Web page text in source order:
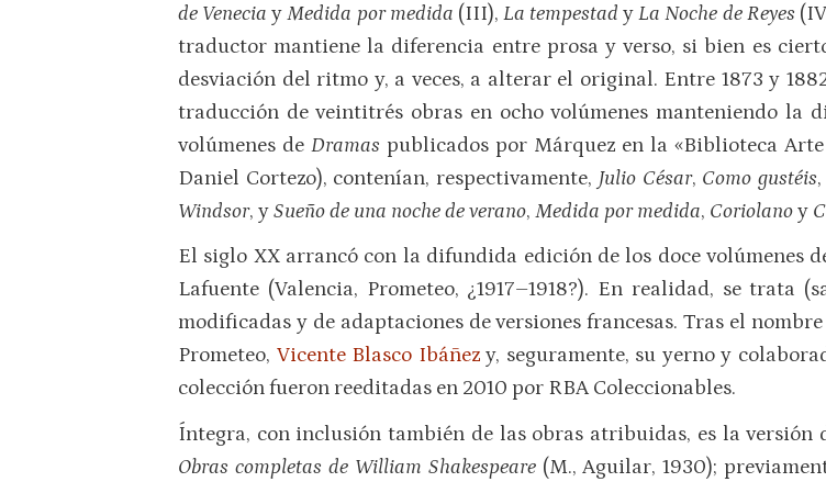
de Venecia yMedida por medida (III), La tempestadyLa Noche de Reyes
traductor mantiene la diferencia entre prosa y verso, si bien es
desviación del ritmo y, a veces, a alterar el original. Entre 1873 y
traducción de veintitrés obras en ocho volúmenes manteniendo la
volúmenes de Dramas publicados por Márquez en la «Biblioteca Arte
Daniel Cortezo), contenían, respectivamente, Julio César, Como gustéis,
Windsor, ySueño de una noche deverano, Medida por medida, Coriolanoy
El siglo XX arrancó con la difundida edición de los doce volúmenes
Lafuente (Valencia, Prometeo, ¿1917–1918?). En realidad, se trata
modificadas y de adaptaciones de versiones francesas. Tras el
Prometeo, Vicente Blasco Ibáñezy, seguramente, su yerno y
colección fueron reeditadas en 2010 por RBA Coleccionables.
Íntegra, con inclusión también de las obras atribuidas, es la versión
Obras completas de William Shakespeare (M., Aguilar, 1930);